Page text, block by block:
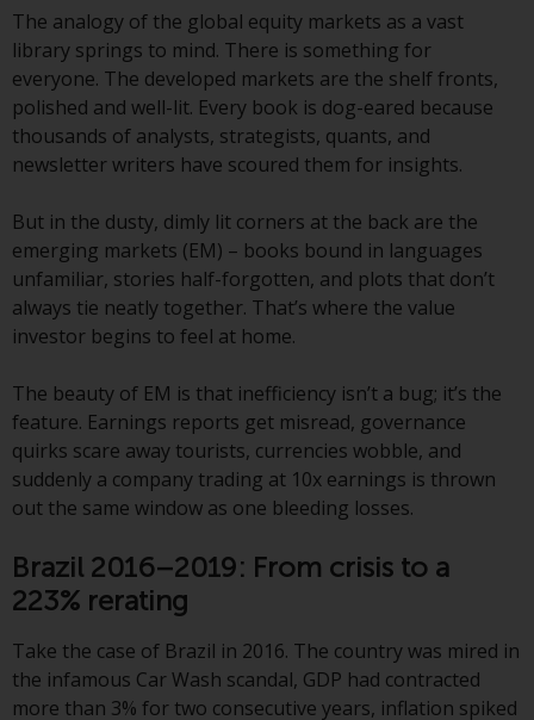
Durch den Zugriff auf diese
Website erklären Sie, dass Sie die
folgenden
Geschäftsbedingungen, wie sie
von RWC Partners Limited („RWC“)
herausgegeben wurden, gelesen
und anerkannt haben und damit
einverstanden sind. Diese
Website kann Werbung
enthalten.
Zugang unterliegt lokalen
Beschränkungen
Obwohl Sie ein Land ausgewählt
haben, richtet sich diese Website
nicht an eine bestimmte
Gerichtsbarkeit und Sie betreten
eine globale Website. Auf dieser
Website erwähnte Produkte oder
Dienstleistungen unterliegen
gesetzlichen und behördlichen
The analogy of the global equity markets as a vast
library springs to mind. There is something for
everyone. The developed markets are the shelf fronts,
polished and well-lit. Every book is dog-eared because
thousands of analysts, strategists, quants, and
newsletter writers have scoured them for insights.
But in the dusty, dimly lit corners at the back are the
emerging markets (EM) – books bound in languages
unfamiliar, stories half-forgotten, and plots that don’t
always tie neatly together. That’s where the value
investor begins to feel at home.
The beauty of EM is that inefficiency isn’t a bug; it’s the
feature. Earnings reports get misread, governance
quirks scare away tourists, currencies wobble, and
suddenly a company trading at 10x earnings is thrown
out the same window as one bleeding losses.
Brazil 2016–2019: From crisis to a
223% rerating
Take the case of Brazil in 2016. The country was mired in
the infamous Car Wash scandal, GDP had contracted
more than 3% for two consecutive years, inflation spiked